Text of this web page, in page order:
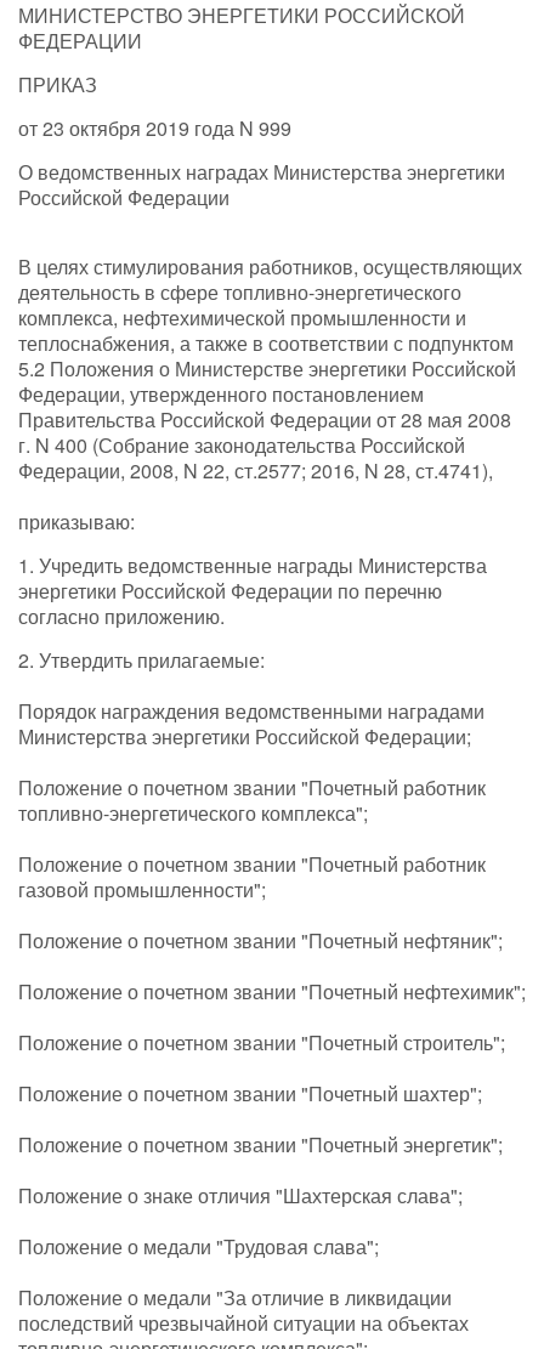
МИНИСТЕРСТВО ЭНЕРГЕТИКИ РОССИЙСКОЙ
ФЕДЕРАЦИИ
ПРИКАЗ
от 23 октября 2019 года N 999
О ведомственных наградах Министерства энергетики
Российской Федерации
В целях стимулирования работников, осуществляющих
деятельность в сфере топливно-энергетического
комплекса, нефтехимической промышленности и
теплоснабжения, а также в соответствии с подпунктом
5.2 Положения о Министерстве энергетики Российской
Федерации, утвержденного постановлением
Правительства Российской Федерации от 28 мая 2008
г. N 400 (Собрание законодательства Российской
Федерации, 2008, N 22, ст.2577; 2016, N 28, ст.4741),
приказываю:
1. Учредить ведомственные награды Министерства
энергетики Российской Федерации по перечню
согласно приложению.
2. Утвердить прилагаемые:
Порядок награждения ведомственными наградами
Министерства энергетики Российской Федерации;
Положение о почетном звании "Почетный работник
топливно-энергетического комплекса";
Положение о почетном звании "Почетный работник
газовой промышленности";
Положение о почетном звании "Почетный нефтяник";
Положение о почетном звании "Почетный нефтехимик";
Положение о почетном звании "Почетный строитель";
Положение о почетном звании "Почетный шахтер";
Положение о почетном звании "Почетный энергетик";
Положение о знаке отличия "Шахтерская слава";
Положение о медали "Трудовая слава";
Положение о медали "За отличие в ликвидации
последствий чрезвычайной ситуации на объектах